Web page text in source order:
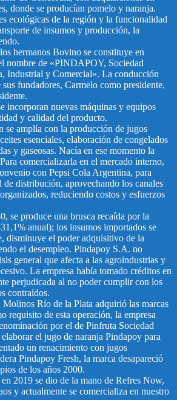
donde se producían pomelo y naranja.
ecológicas de la región y la funcionalidad
de insumos y producción, la
hermanos Bovino se constituye en
nombre de «PINDAPOY, Sociedad
Industrial y Comercial». La conducción
sus fundadores, Carmelo como presidente,
incorporan nuevas máquinas y equipos
y calidad del producto.
se amplía con la producción de jugos
esenciales, elaboración de congelados
y gaseosas. Nacía en ese momento la
comercializarla en el mercado interno,
con Pepsi Cola Argentina, para
de distribución, aprovechando los canales
reduciendo costos y esfuerzos
se produce una brusca recaída por la
anual); los insumos importados se
disminuye el poder adquisitivo de la
el desempleo. Pindapoy S.A. no
general que afecta a las agroindustrias y
La empresa había tomado créditos en
perjudicada al no poder cumplir con los
contraídos.
Molinos Río de la Plata adquirió las marcas
requisito de esta operación, la empresa
por el de Pinfruta Sociedad
el jugo de naranja Pindapoy para
un renacimiento con jugos
Pindapoy Fresh, la marca desapareció
de los años 2000.
2019 se dio de la mano de Refres Now,
y actualmente se comercializa en nuestro